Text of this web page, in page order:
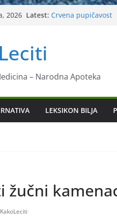
2026 Latest: Crvena pupičavost
– Narodna Apoteka
LEKSIKON BILJA
žučni
KakoLeciti